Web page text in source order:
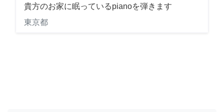
貴方のお家に眠っているpianoを弾きます
東京都